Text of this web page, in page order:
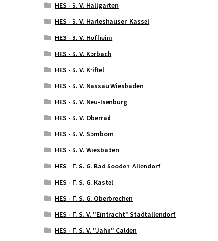
HES - S. V. Hallgarten
HES - S. V. Harleshausen Kassel
HES - S. V. Hofheim
HES - S. V. Korbach
HES - S. V. Kriftel
HES - S. V. Nassau Wiesbaden
HES - S. V. Neu-Isenburg
HES - S. V. Oberrad
HES - S. V. Somborn
HES - S. V. Wiesbaden
HES - T. S. G. Bad Sooden-Allendorf
HES - T. S. G. Kastel
HES - T. S. G. Oberbrechen
HES - T. S. V. "Eintracht" Stadtallendorf
HES - T. S. V. "Jahn" Calden